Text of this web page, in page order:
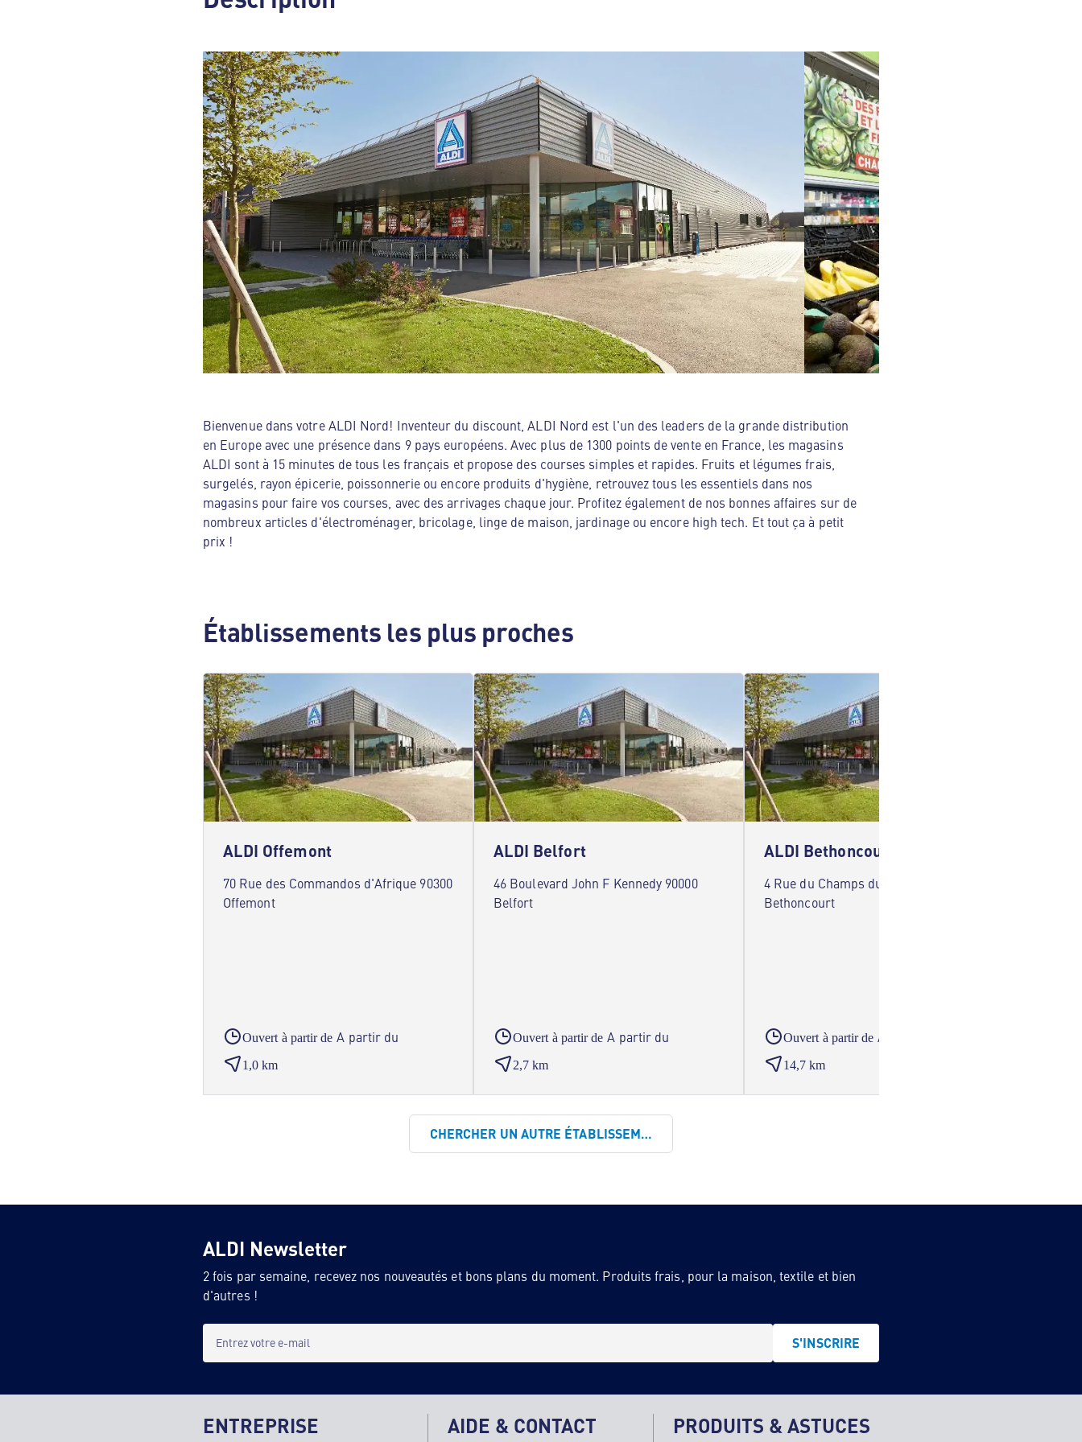
Bienvenue dans votre ALDI Nord! Inventeur du discount, ALDI Nord est l'un des leaders de la grande distribution
en Europe avec une présence dans 9 pays européens. Avec plus de 1300 points de vente en France, les magasins
ALDI sont à 15 minutes de tous les français et propose des courses simples et rapides. Fruits et légumes frais,
surgelés, rayon épicerie, poissonnerie ou encore produits d'hygiène, retrouvez tous les essentiels dans nos
magasins pour faire vos courses, avec des arrivages chaque jour. Profitez également de nos bonnes affaires sur de
nombreux articles d'électroménager, bricolage, linge de maison, jardinage ou encore high tech. Et tout ça à petit
prix !
Établissements les plus proches
ALDI Offemont
70 Rue des Commandos d'Afrique 90300
Offemont
Ouvert à partir de A partir du
1,0 km
ALDI Belfort
46 Boulevard John F Kennedy 90000
Belfort
Ouvert à partir de A partir du
2,7 km
ALDI Bethoncourt
4 Rue du Champs du Moulin 25200
Bethoncourt
Ouvert à partir de A partir du
14,7 km
CHERCHER UN AUTRE ÉTABLISSEMENT
ALDI Newsletter
2 fois par semaine, recevez nos nouveautés et bons plans du moment. Produits frais, pour la maison, textile et bien
d'autres !
Entrez votre e-mail S'INSCRIRE
ENTREPRISE AIDE & CONTACT PRODUITS & ASTUCES